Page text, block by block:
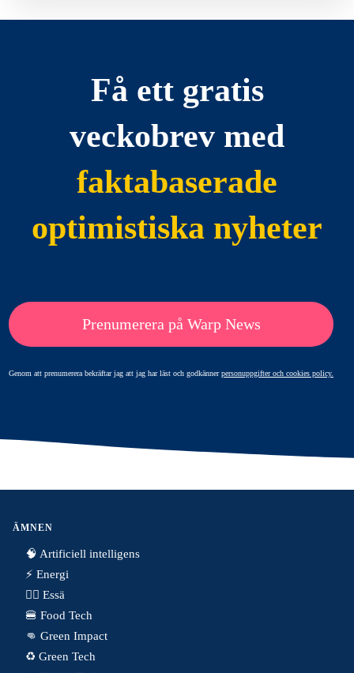
Få ett gratis
veckobrev med
faktabaserade
optimistiska nyheter
Prenumerera på Warp News
Genom att prenumerera bekräftar jag att jag har läst och godkännerpersonuppgifter och cookies policy.
ÄMNEN
🧠 Artificiell intelligens
⚡️ Energi
✍🏼 Essä
🍔 Food Tech
👊 Green Impact
♻️ Green Tech